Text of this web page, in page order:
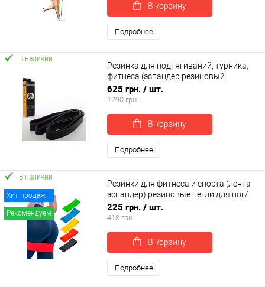
В корзину
Подробнее
В наличии
Резинка для подтягиваний, турника,
фитнеса (эспандер резиновый
спортивный) 2080x32 мм OSPORT (MS
2235-4)
625 грн. / шт.
1290 грн.
В корзину
Подробнее
Хит продаж
Рекомендуем
В наличии
Резинки для фитнеса и спорта (лента
эспандер) резиновые петли для ног/
рук/ягодиц набор 5шт OSPORT (OF-
0021)
225 грн. / шт.
418 грн.
В корзину
Подробнее